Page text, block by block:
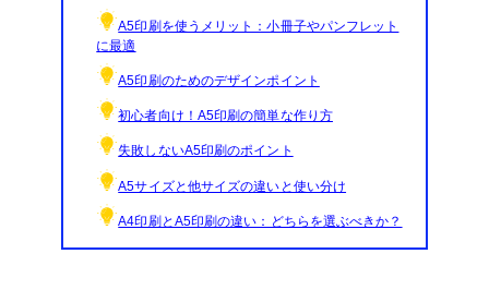
A5印刷を使うメリット：小冊子やパンフレット
に最適
A5印刷のためのデザインポイント
初心者向け！A5印刷の簡単な作り方
失敗しないA5印刷のポイント
A5サイズと他サイズの違いと使い分け
A4印刷とA5印刷の違い：どちらを選ぶべきか？